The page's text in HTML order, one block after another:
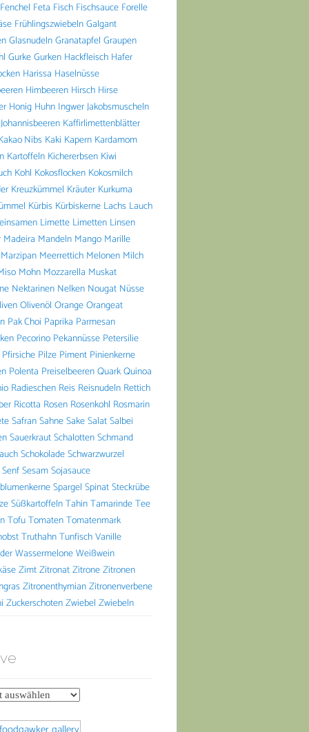
Fenchel Feta Fisch Fischsauce Forelle
FrühlingszwiebelnGalgant
GlasnudelnGranatapfel Graupen
GurkeGurken Hackfleisch Hafer
Harissa Haselnüsse
Himbeeren Hirsch Hirse
Honig Huhn IngwerJakobsmuscheln
Johannisbeeren Kaffirlimettenblätter
Nibs Kaki Kapern Kardamom
Kartoffeln Kichererbsen Kiwi
Kohl Kokosflocken Kokosmilch
Kreuzkümmel Kräuter Kurkuma
Kürbis Kürbiskerne Lachs Lauch
Limette Limetten Linsen
Madeira Mandeln Mango Marille
Marzipan Meerrettich Melonen Milch
Mohn Mozzarella Muskat
Nektarinen Nelken Nougat Nüsse
Olivenöl OrangeOrangeat
Pak Choi Paprika Parmesan
Pecorino Pekannüsse Petersilie
Pfirsiche Pilze Piment Pinienkerne
Polenta PreiselbeerenQuarkQuinoa
Radieschen Reis Reisnudeln Rettich
Ricotta Rosen Rosenkohl Rosmarin
SafranSahneSakeSalatSalbei
SauerkrautSchalottenSchmand
SchokoladeSchwarzwurzel
SenfSesamSojasauce
Spargel SpinatSteckrübe
SüßkartoffelnTahinTamarindeTee
TofuTomatenTomatenmark
TruthahnTunfischVanille
WassermeloneWeißwein
ZimtZitronatZitroneZitronen
ZitronenthymianZitronenverbene
ZuckerschotenZwiebel Zwiebeln